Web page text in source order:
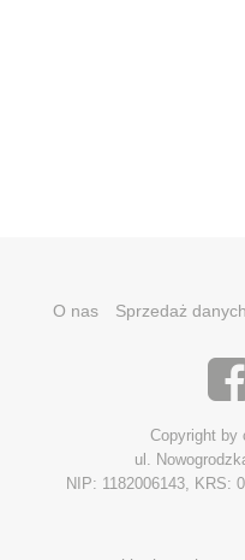
O nas Sprzedaż danych
Copyright by
ul.
NIP: 1182006143, KRS: